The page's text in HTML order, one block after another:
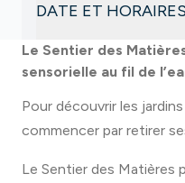
DATE ET
Conseillé à partir de 6
Du 14 mars au 1er
Tous les jours
En libre accès et sans
Le Sentier des
sensorielle au fil de
Pour découvrir les
commencer par retirer
Le Sentier des Matières